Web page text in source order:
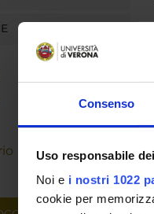
Consenso
Uso responsabile
Noi e i nostri 1022
cookie per